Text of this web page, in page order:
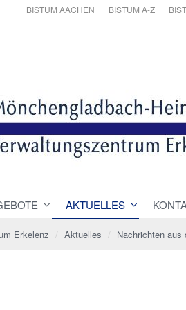
BISTUM AACHEN BISTUM A-Z
AKTUELLES
Erkelenz Aktuelles Nachrichten aus